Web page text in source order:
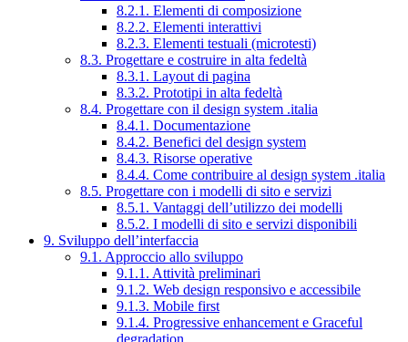
8.2.1. Elementi di composizione
8.2.2. Elementi interattivi
8.2.3. Elementi testuali (microtesti)
8.3. Progettare e costruire in alta fedeltà
8.3.1. Layout di pagina
8.3.2. Prototipi in alta fedeltà
8.4. Progettare con il design system .italia
8.4.1. Documentazione
8.4.2. Benefici del design system
8.4.3. Risorse operative
8.4.4. Come contribuire al design system .italia
8.5. Progettare con i modelli di sito e servizi
8.5.1. Vantaggi dell’utilizzo dei modelli
8.5.2. I modelli di sito e servizi disponibili
9. Sviluppo dell’interfaccia
9.1. Approccio allo sviluppo
9.1.1. Attività preliminari
9.1.2. Web design responsivo e accessibile
9.1.3. Mobile first
9.1.4. Progressive enhancement e Graceful
degradation